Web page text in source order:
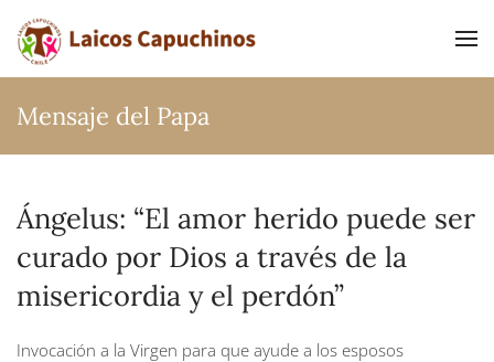
Ir al contenido principal
Mensaje del Papa
Ángelus: “El amor herido puede ser
curado por Dios a través de la
misericordia y el perdón”
Invocación a la Virgen para que ayude a los esposos